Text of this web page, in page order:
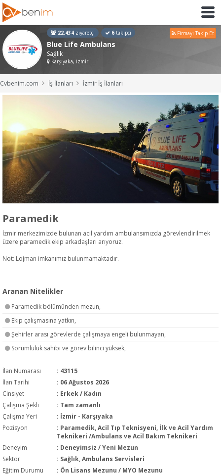
22.434 ziyaretçi 6 takipçi Firmayı Takip Et
Blue Life Ambulans
Sağlık
Karşıyaka, İzmir
Cvbenim.com İş İlanları İzmir İş İlanları
Paramedik
İzmir merkezimizde bulunan acil yardım ambulansımızda görevlendirilmek
üzere paramedik ekip arkadaşları arıyoruz.
Not: Lojman imkanımız bulunmamaktadır.
Aranan Nitelikler
Paramedik bölümünden mezun,
Ekip çalışmasına yatkın,
Şehirler arası görevlerde çalışmaya engeli bulunmayan,
Sorumluluk sahibi ve görev bilinci yüksek,
İlan Numarası
: 43115
İlan Tarihi
: 06 Ağustos 2026
Cinsiyet
: Erkek / Kadın
Çalışma Şekli
: Tam zamanlı
Çalışma Yeri
: İzmir - Karşıyaka
Pozisyon
: Paramedik, Acil Tıp Teknisyeni, İlk ve Acil Yardım
Teknikeri /Ambulans ve Acil Bakım Teknikeri
Deneyim
: Deneyimsiz / Yeni Mezun
Sektör
: Sağlık, Ambulans Servisleri
Eğitim Durumu
: Ön Lisans Mezunu / MYO Mezunu